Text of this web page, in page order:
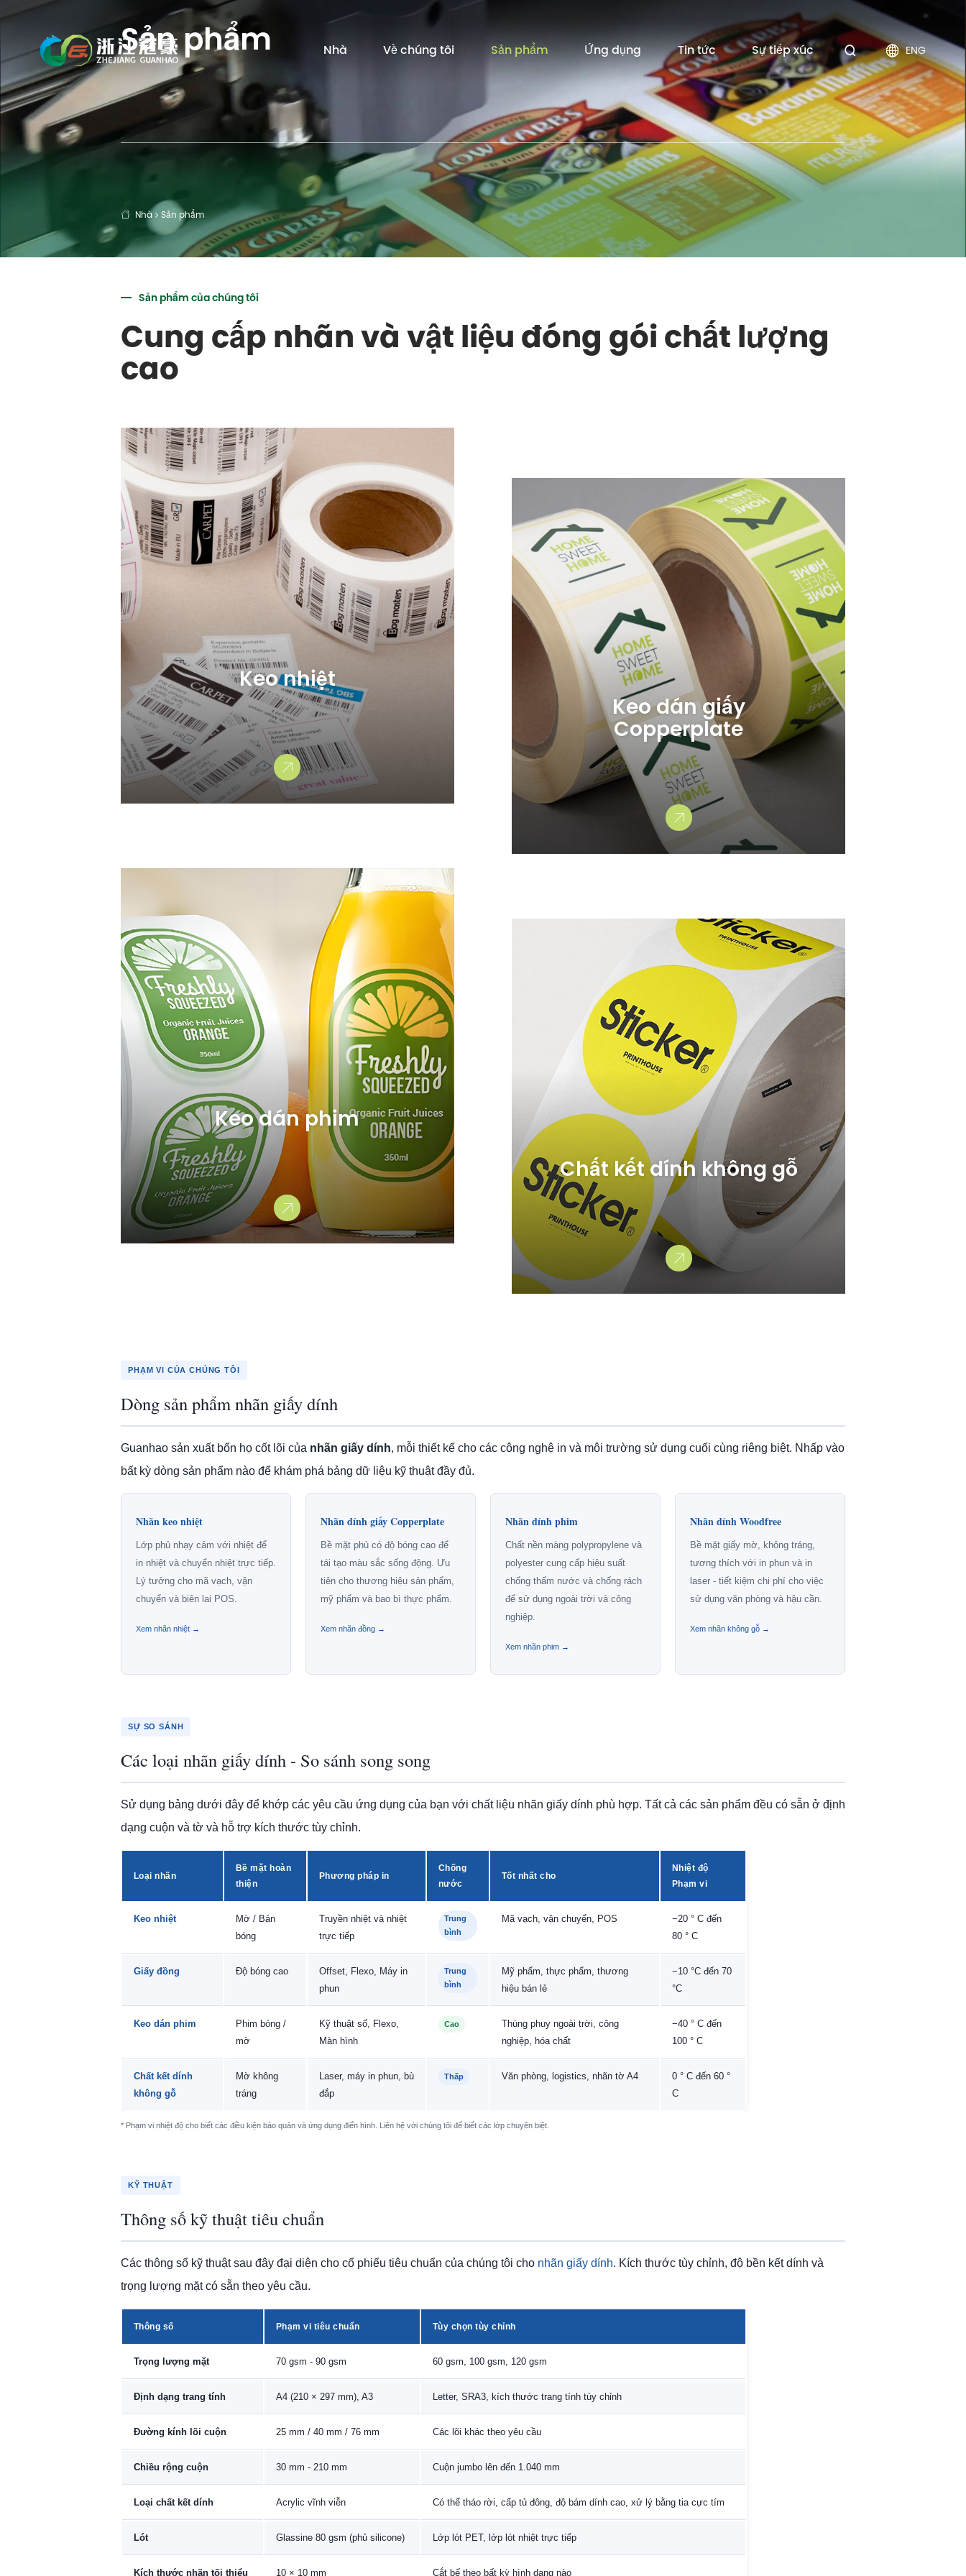
Nhà Về chúng tôi Sản phẩm Ứng dụng Tin tức Sự tiếp xúc   ENG
Sản phẩm
 Nhà Sản phẩm
Sản phẩm của chúng tôi
Cung cấp nhãn và vật liệu đóng gói chất lượng
cao
Keo nhiệt

Keo dán giấy
Copperplate

Keo dán phim

Chất kết dính không gỗ

PHẠM VI CỦA CHÚNG TÔI
Dòng sản phẩm nhãn giấy dính
Guanhao sản xuất bốn họ cốt lõi của nhãn giấy dính, mỗi thiết kế cho các công nghệ in và môi trường sử dụng cuối cùng riêng biệt. Nhấp vào
bất kỳ dòng sản phẩm nào để khám phá bảng dữ liệu kỹ thuật đầy đủ.
Nhãn keo nhiệt
Lớp phủ nhạy cảm với nhiệt để
in nhiệt và chuyển nhiệt trực tiếp.
Lý tưởng cho mã vạch, vận
chuyển và biên lai POS.
Xem nhãn nhiệt →
Nhãn dính giấy Copperplate
Bề mặt phủ có độ bóng cao để
tái tạo màu sắc sống động. Ưu
tiên cho thương hiệu sản phẩm,
mỹ phẩm và bao bì thực phẩm.
Xem nhãn đồng →
Nhãn dính phim
Chất nền màng polypropylene và
polyester cung cấp hiệu suất
chống thấm nước và chống rách
để sử dụng ngoài trời và công
nghiệp.
Xem nhãn phim →
Nhãn dính Woodfree
Bề mặt giấy mờ, không tráng,
tương thích với in phun và in
laser - tiết kiệm chi phí cho việc
sử dụng văn phòng và hậu cần.
Xem nhãn không gỗ →
SỰ SO SÁNH
Các loại nhãn giấy dính - So sánh song song
Sử dụng bảng dưới đây để khớp các yêu cầu ứng dụng của bạn với chất liệu nhãn giấy dính phù hợp. Tất cả các sản phẩm đều có sẵn ở định
dạng cuộn và tờ và hỗ trợ kích thước tùy chỉnh.
Loại nhãn
Bề mặt hoàn
thiện
Phương pháp in
Chống
nước
Tốt nhất cho
Nhiệt độ
Phạm vi
Keo nhiệt
Mờ / Bán
bóng
Truyền nhiệt và nhiệt
trực tiếp
Trung
bình
Mã vạch, vận chuyển, POS
−20 ° C đến
80 ° C
Giấy đồng Độ bóng cao
Offset, Flexo, Máy in
phun
Trung
bình
Mỹ phẩm, thực phẩm, thương
hiệu bán lẻ
−10 °C đến 70
°C
Keo dán phim
Phim bóng /
mờ
Kỹ thuật số, Flexo,
Màn hình
Cao
Thùng phuy ngoài trời, công
nghiệp, hóa chất
−40 ° C đến
100 ° C
Chất kết dính
không gỗ
Mờ không
tráng
Laser, máy in phun, bù
đắp
Thấp Văn phòng, logistics, nhãn tờ A4
0 ° C đến 60 °
C
* Phạm vi nhiệt độ cho biết các điều kiện bảo quản và ứng dụng điển hình. Liên hệ với chúng tôi để biết các lớp chuyên biệt.
KỸ THUẬT
Thông số kỹ thuật tiêu chuẩn
Các thông số kỹ thuật sau đây đại diện cho cổ phiếu tiêu chuẩn của chúng tôi cho nhãn giấy dính. Kích thước tùy chỉnh, độ bền kết dính và
trọng lượng mặt có sẵn theo yêu cầu.
Thông số Phạm vi tiêu chuẩn Tùy chọn tùy chỉnh
Trọng lượng mặt 70 gsm - 90 gsm 60 gsm, 100 gsm, 120 gsm
Định dạng trang tính A4 (210 × 297 mm), A3 Letter, SRA3, kích thước trang tính tùy chỉnh
Đường kính lõi cuộn 25 mm / 40 mm / 76 mm Các lõi khác theo yêu cầu
Chiều rộng cuộn 30 mm - 210 mm Cuộn jumbo lên đến 1.040 mm
Loại chất kết dính Acrylic vĩnh viễn Có thể tháo rời, cấp tủ đông, độ bám dính cao, xử lý bằng tia cực tím
Lót Glassine 80 gsm (phủ silicone) Lớp lót PET, lớp lót nhiệt trực tiếp
Kích thước nhãn tối thiểu 10 × 10 mm Cắt bế theo bất kỳ hình dạng nào